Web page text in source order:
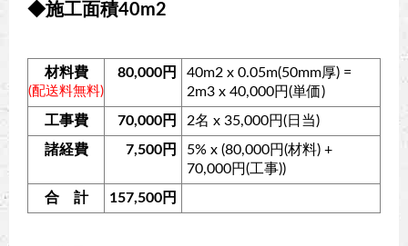
◆施工面積40m2
材料費
(配送料無料)
80,000円
40m2 x 0.05m(50mm厚) =
2m3 x 40,000円(単価)
工事費
70,000円
2名 x 35,000円(日当)
諸経費
7,500円
5% x (80,000円(材料) +
70,000円(工事))
合 計
157,500円